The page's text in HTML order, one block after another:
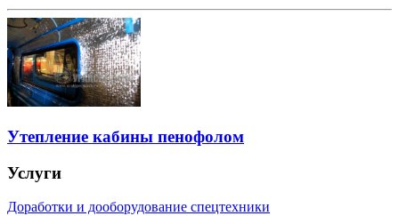
Утепление кабины пенофолом
Услуги
Доработки и дооборудование спецтехники